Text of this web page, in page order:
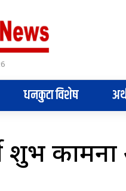
धनकुटा विशेष
शुभ